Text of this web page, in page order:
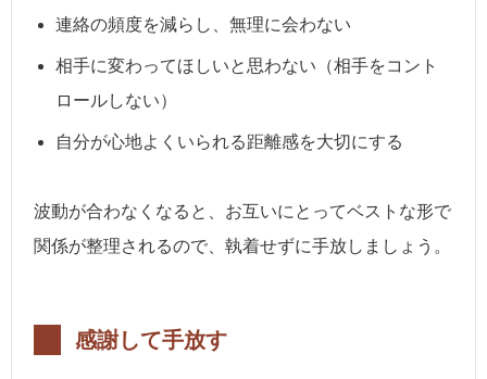
連絡の頻度を減らし、無理に会わない
相手に変わってほしいと思わない（相手をコント
ロールしない）
自分が心地よくいられる距離感を大切にする
波動が合わなくなると、お互いにとってベストな形で
関係が整理されるので、執着せずに手放しましょう。
感謝して手放す